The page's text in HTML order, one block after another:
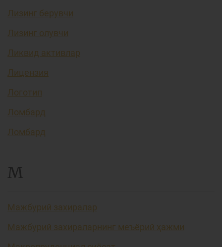
Лизинг берувчи
Лизинг олувчи
Ликвид активлар
Лицензия
Логотип
Ломбард
Ломбард
М
Мажбурий захиралар
Мажбурий захираларнинг меъёрий ҳажми